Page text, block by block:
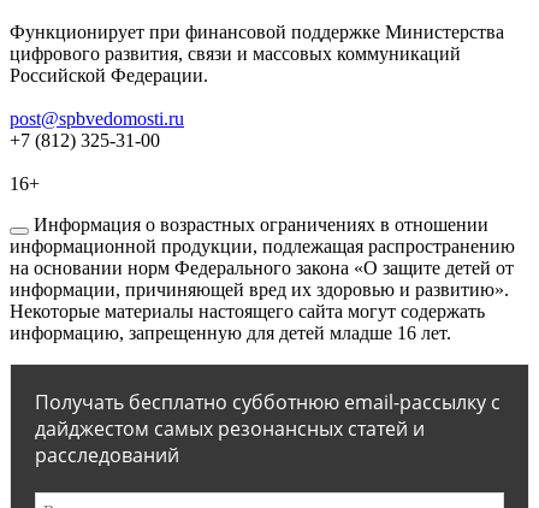
Функционирует при финансовой поддержке Министерства
цифрового развития, связи и массовых коммуникаций
Российской Федерации.
post@spbvedomosti.ru
+7 (812) 325-31-00
16+
Информация о возрастных ограничениях в отношении
информационной продукции, подлежащая распространению
на основании норм Федерального закона «О защите детей от
информации, причиняющей вред их здоровью и развитию».
Некоторые материалы настоящего сайта могут содержать
информацию, запрещенную для детей младше 16 лет.
Получать бесплатно субботнюю email-рассылку с
дайджестом самых резонансных статей и
расследований